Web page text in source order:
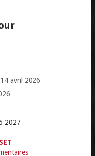
14 avril 2026